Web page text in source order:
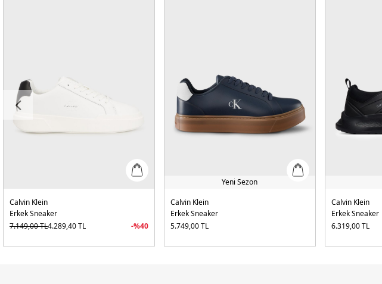
Calvin Klein
Erkek Sneaker
7.149,00TL4.289,40TL -%40
Yeni Sezon
Calvin Klein
Erkek Sneaker
5.749,00TL
Calvin Klein
Erkek Sneaker
6.319,00TL